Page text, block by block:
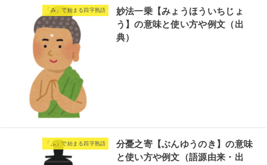
「み」で始まる四字熟語
妙法一乗【みょうほういちじょ
う】の意味と使い方や例文（出
典）
「ふ」で始まる四字熟語
分憂之寄【ぶんゆうのき】の意味
と使い方や例文（語源由来・出